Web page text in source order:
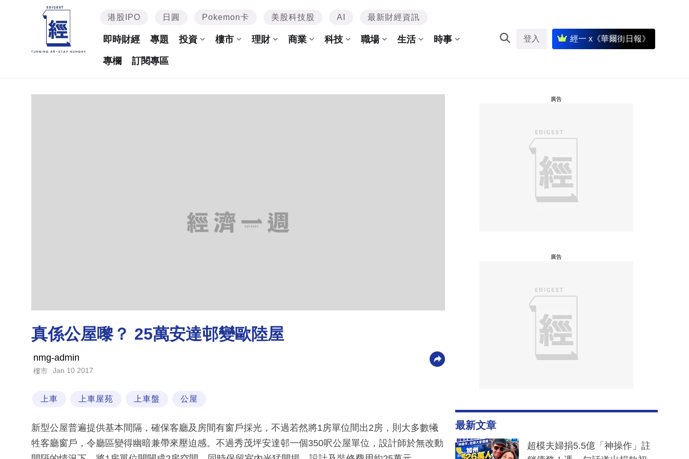
港股IPO 日圓 Pokemon卡 美股科技股 AI 最新財經資訊
即時財經 專題 投資 樓市 理財 商業 科技 職場 生活 時事
專欄 訂閱專區
登入 經一 x《華爾街日報》
真係公屋嚟？ 25萬安達邨變歐陸屋
nmg-admin
樓市 Jan 10 2017
上車 上車屋苑 上車盤 公屋
新型公屋普遍提供基本間隔，確保客廳及房間有窗戶採光，不過若然將1房單位間出2房，則大多數犧
牲客廳窗戶，令廳區變得幽暗兼帶來壓迫感。不過秀茂坪安達邨一個350呎公屋單位，設計師於無改動
廣告
廣告
最新文章
超模夫婦捐5.5億「神操作」註